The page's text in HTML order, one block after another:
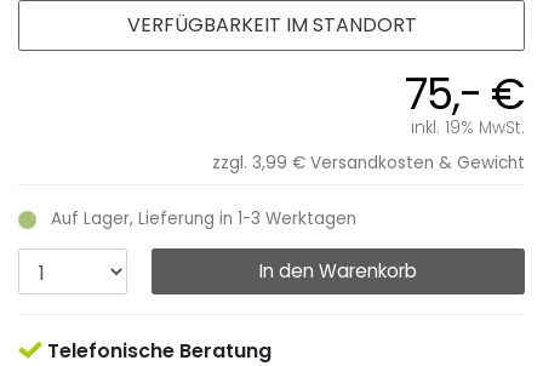
75,- €
inkl. 19% MwSt.
zzgl. 3,99 € Versandkosten & Gewicht
Auf Lager, Lieferung in 1-3 Werktagen
In den Warenkorb
VERFÜGBARKEIT IM STANDORT
Telefonische Beratung